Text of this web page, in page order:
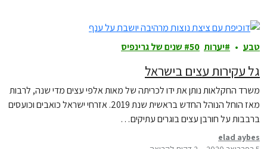
טבע יערות 50 שנים של גרינפיס
גל עקירות עצים בישראל
משרד החקלאות נותן את ידו לכריתה של מאות אלפי עצים מדי שנה, לרבות
מאז הוחל הנוהל החדש בראשית שנת 2019. אזרחי ישראל כואבים וכועסים
ברבבות על חורבן עצים בוגרים עתיקים…
elad aybes